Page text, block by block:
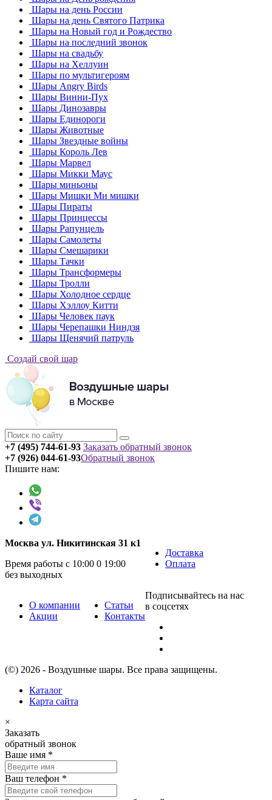
Шары на день России
Шары на день Святого Патрика
Шары на Новый год и Рождество
Шары на последний звонок
Шары на свадьбу
Шары на Хеллуин
Шары по мультигероям
Шары Angry Birds
Шары Винни-Пух
Шары Динозавры
Шары Единороги
Шары Животные
Шары Звездные войны
Шары Король Лев
Шары Марвел
Шары Микки Маус
Шары миньоны
Шары Мишки Ми мишки
Шары Пираты
Шары Принцессы
Шары Рапунцель
Шары Самолеты
Шары Смешарики
Шары Тачки
Шары Трансформеры
Шары Тролли
Шары Холодное сердце
Шары Хэллоу Китти
Шары Человек паук
Шары Черепашки Ниндзя
Шары Щенячий патруль
Создай свой шар
+7 (495) 744-61-93 Заказать обратный звонок
+7 (926) 044-61-93
Пишите нам:
Обратный звонок
Москва ул. Никитинская 31 к1
Время работы с 10:00 0 19:00
без выходных
Доставка
Оплата
О компании
Акции
Статьи
Контакты
Подписывайтесь на нас
в соцсетях
(©) 2026 - Воздушные шары. Все права защищены.
Каталог
Карта сайта
×
Заказать
обратный звонок
Ваше имя *
Ваш телефон *